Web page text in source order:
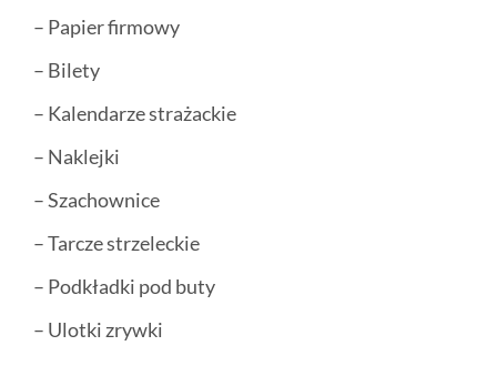
– Papier firmowy
– Bilety
– Kalendarze strażackie
– Naklejki
– Szachownice
– Tarcze strzeleckie
– Podkładki pod buty
– Ulotki zrywki